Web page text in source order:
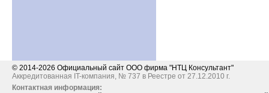
© 2014-2026 Официальный сайт ООО фирма "НТЦ Консультант"
Аккредитованная IT-компания, № 737 в Реестре от 27.12.2010 г.
Контактная информация: